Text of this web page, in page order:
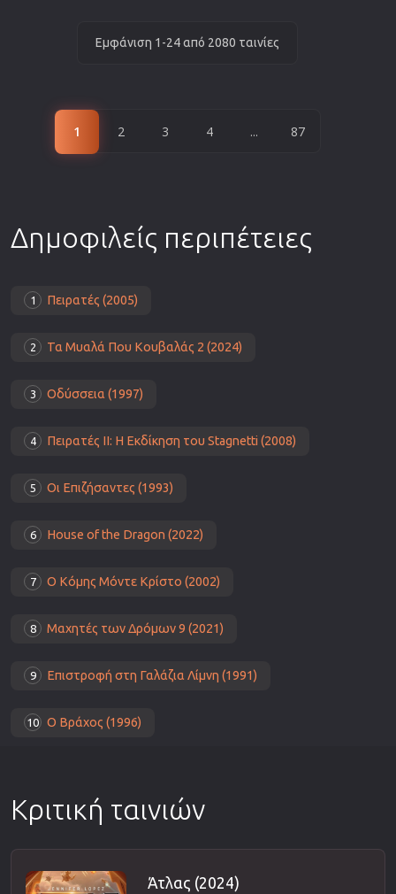
Εμφάνιση 1-24 από 2080 ταινίες
1 2 3 4 ... 87
Δημοφιλείς περιπέτειες
1 Πειρατές (2005)
2 Τα Μυαλά Που Κουβαλάς 2 (2024)
3 Οδύσσεια (1997)
4 Πειρατές ΙΙ: Η Εκδίκηση του Stagnetti (2008)
5 Οι Επιζήσαντες (1993)
6 House of the Dragon (2022)
7 Ο Κόμης Μόντε Κρίστο (2002)
8 Μαχητές των Δρόμων 9 (2021)
9 Επιστροφή στη Γαλάζια Λίμνη (1991)
10 Ο Βράχος (1996)
Κριτική ταινιών
Άτλας (2024)